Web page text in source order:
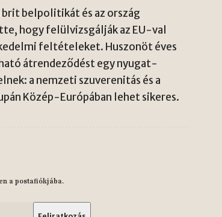
belpolitikát és az ország
hogy felülvizsgálják az EU-val
feltételeket. Huszonöt éves
átrendeződést egy nyugat-
a nemzeti szuverenitás és a
Közép-Európában lehet sikeres.
a postafiókjába.